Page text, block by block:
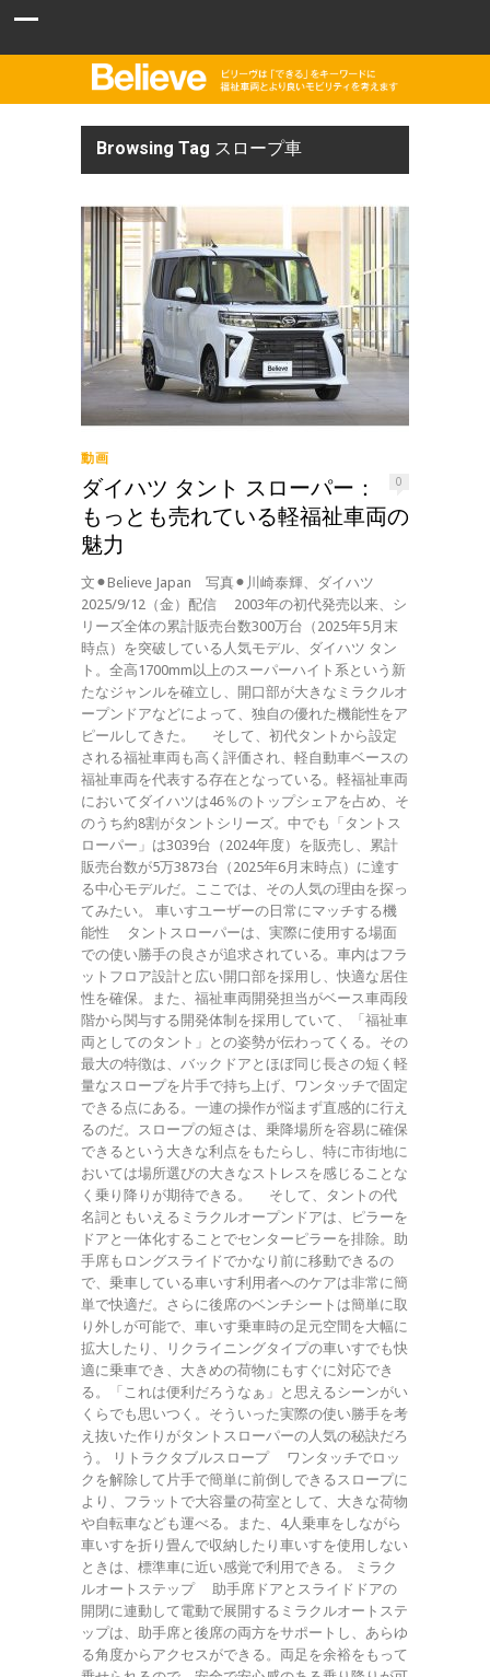
Browsing Tag スロープ車
動画
0
ダイハツ タント スローパー：
もっとも売れている軽福祉車両の
魅力
文⚫︎Believe Japan 写真⚫︎川崎泰輝、ダイハツ
2025/9/12（金）配信 2003年の初代発売以来、シ
リーズ全体の累計販売台数300万台（2025年5月末
時点）を突破している人気モデル、ダイハツ タン
ト。全高1700mm以上のスーパーハイト系という新
たなジャンルを確立し、開口部が大きなミラクルオ
ープンドアなどによって、独自の優れた機能性をア
ピールしてきた。 そして、初代タントから設定
される福祉車両も高く評価され、軽自動車ベースの
福祉車両を代表する存在となっている。軽福祉車両
においてダイハツは46％のトップシェアを占め、そ
のうち約8割がタントシリーズ。中でも「タントス
ローパー」は3039台（2024年度）を販売し、累計
販売台数が5万3873台（2025年6月末時点）に達す
る中心モデルだ。ここでは、その人気の理由を探っ
てみたい。 車いすユーザーの日常にマッチする機
能性 タントスローパーは、実際に使用する場面
での使い勝手の良さが追求されている。車内はフラ
ットフロア設計と広い開口部を採用し、快適な居住
性を確保。また、福祉車両開発担当がベース車両段
階から関与する開発体制を採用していて、「福祉車
両としてのタント」との姿勢が伝わってくる。その
最大の特徴は、バックドアとほぼ同じ長さの短く軽
量なスロープを片手で持ち上げ、ワンタッチで固定
できる点にある。一連の操作が悩まず直感的に行え
るのだ。スロープの短さは、乗降場所を容易に確保
できるという大きな利点をもたらし、特に市街地に
おいては場所選びの大きなストレスを感じることな
く乗り降りが期待できる。 そして、タントの代
名詞ともいえるミラクルオープンドアは、ピラーを
ドアと一体化することでセンターピラーを排除。助
手席もロングスライドでかなり前に移動できるの
で、乗車している車いす利用者へのケアは非常に簡
単で快適だ。さらに後席のベンチシートは簡単に取
り外しが可能で、車いす乗車時の足元空間を大幅に
拡大したり、リクライニングタイプの車いすでも快
適に乗車でき、大きめの荷物にもすぐに対応でき
る。「これは便利だろうなぁ」と思えるシーンがい
くらでも思いつく。そういった実際の使い勝手を考
え抜いた作りがタントスローパーの人気の秘訣だろ
う。 リトラクタブルスロープ ワンタッチでロッ
クを解除して片手で簡単に前倒しできるスロープに
より、フラットで大容量の荷室として、大きな荷物
や自転車なども運べる。また、4人乗車をしながら
車いすを折り畳んで収納したり車いすを使用しない
ときは、標準車に近い感覚で利用できる。 ミラク
ルオートステップ 助手席ドアとスライドドアの
開閉に連動して電動で展開するミラクルオートステ
ップは、助手席と後席の両方をサポートし、あらゆ
る角度からアクセスができる。両足を余裕をもって